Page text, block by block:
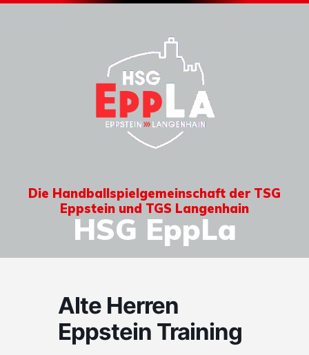
Die Handballspielgemeinschaft der TSG
Eppstein und TGS Langenhain
HSG EppLa
Alte Herren
Eppstein Training